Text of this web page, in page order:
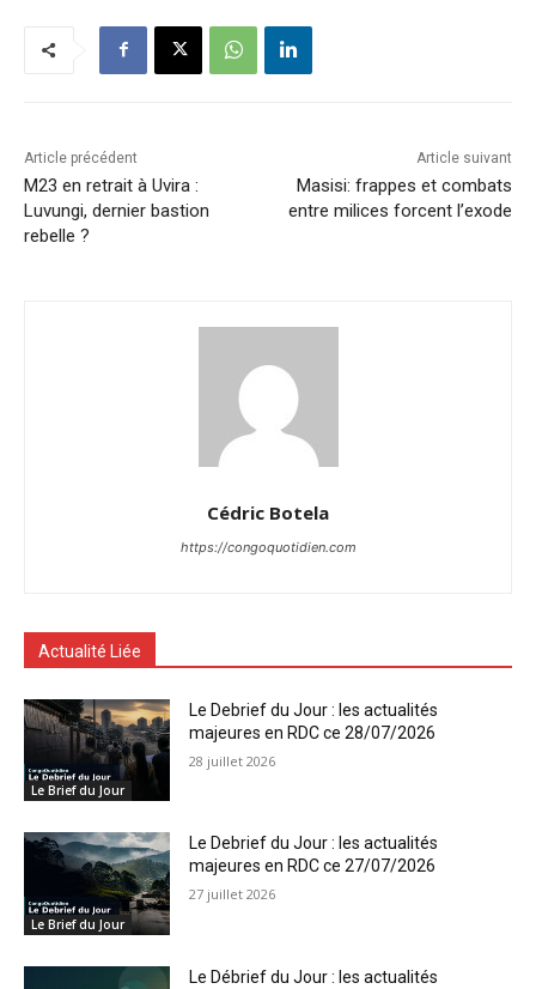
Article précédent
M23 en retrait à Uvira :
Luvungi, dernier bastion
rebelle ?
Article suivant
Masisi: frappes et combats
entre milices forcent l’exode
Cédric Botela
https://congoquotidien.com
Actualité Liée
Le Brief du Jour
Le Debrief du Jour : les actualités
majeures en RDC ce 28/07/2026
28 juillet 2026
Le Brief du Jour
Le Debrief du Jour : les actualités
majeures en RDC ce 27/07/2026
27 juillet 2026
Le Débrief du Jour : les actualités